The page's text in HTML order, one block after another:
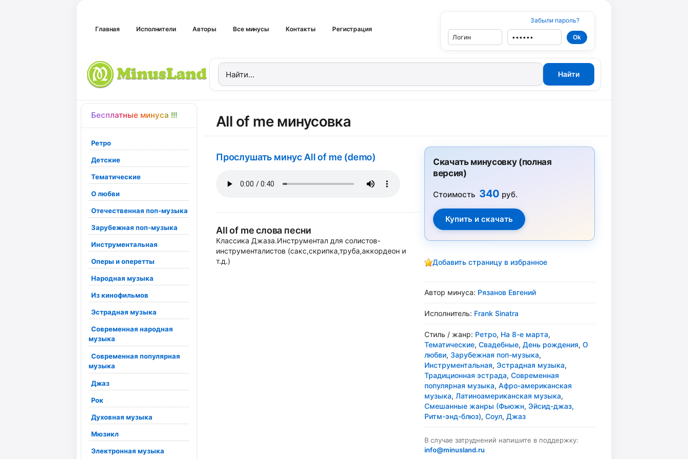
Главная Исполнители Авторы Все минусы Контакты Регистрация
Забыли пароль?
Бесплатные минуса !!!
Ретро
Детские
Тематические
О любви
Отечественная поп-музыка
Зарубежная поп-музыка
Инструментальная
Оперы и оперетты
Народная музыка
Из кинофильмов
Эстрадная музыка
Современная народная
музыка
Современная популярная
музыка
Джаз
Рок
Духовная музыка
Мюзикл
Электронная музыка
All of me минусовка
Прослушать минус All of me (demo)
All of me слова песни
Классика Джаза.Инструментал для солистов-
инструменталистов (сакс,скрипка,труба,аккордеон и
т.д.)
Скачать минусовку (полная
версия)
Стоимость 340 руб.
Добавить страницу в избранное
Автор минуса: Рязанов Евгений
Исполнитель: Frank Sinatra
Стиль / жанр: Ретро, На 8-е марта,
Тематические, Свадебные, День рождения, О
любви, Зарубежная поп-музыка,
Инструментальная, Эстрадная музыка,
Традиционная эстрада, Современная
популярная музыка, Афро-американская
музыка, Латиноамериканская музыка,
Смешанные жанры (Фьюжн, Эйсид-джаз,
Ритм-энд-блюз), Соул, Джаз
В случае затруднений напишите в поддержку:
info@minusland.ru